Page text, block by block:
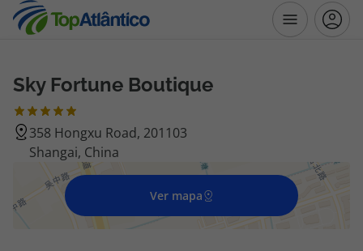
Destinos
Voos
Hotéis
Voos + Hotel
Sky Fortune Boutique
358 Hongxu Road, 201103
Shangai, China
Ver mapa